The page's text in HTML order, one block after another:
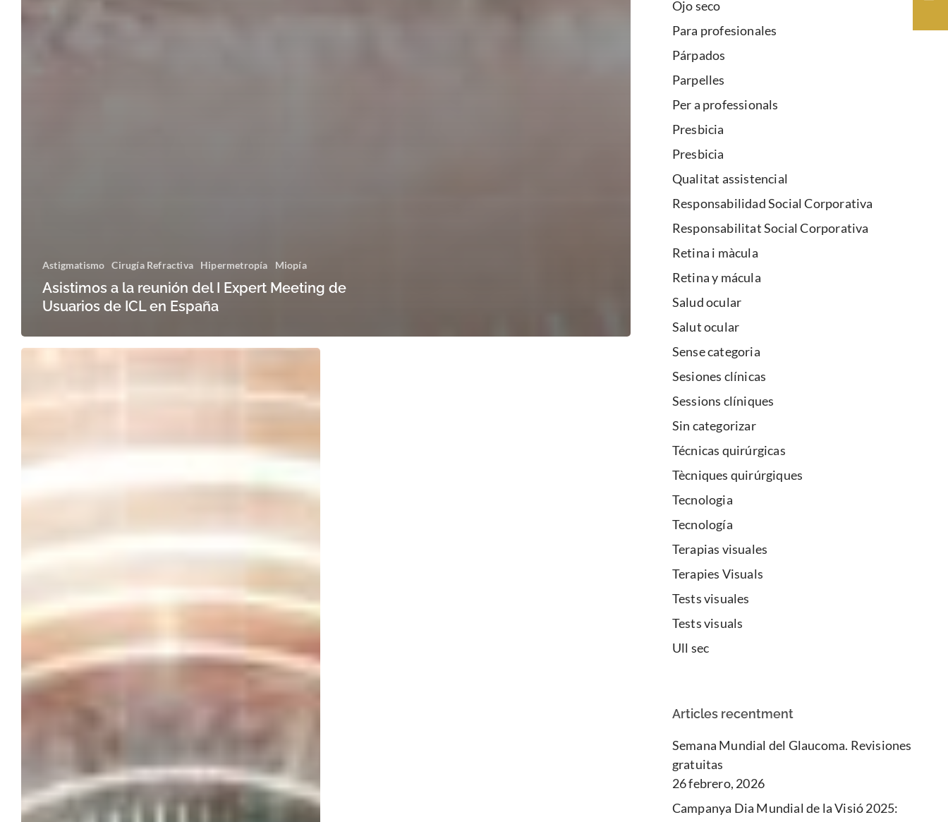
Astigmatismo Cirugía Refractiva Hipermetropía Miopía
Asistimos a la reunión del I Expert Meeting de
Usuarios de ICL en España
Ojo seco
Para profesionales
Párpados
Parpelles
Per a professionals
Presbicia
Presbicia
Qualitat assistencial
Responsabilidad Social Corporativa
Responsabilitat Social Corporativa
Retina i màcula
Retina y mácula
Salud ocular
Salut ocular
Sense categoria
Sesiones clínicas
Sessions clíniques
Sin categorizar
Técnicas quirúrgicas
Tècniques quirúrgiques
Tecnologia
Tecnología
Terapias visuales
Terapies Visuals
Tests visuales
Tests visuals
Ull sec
Articles recentment
Semana Mundial del Glaucoma. Revisiones
gratuitas
26 febrero, 2026
Campanya Dia Mundial de la Visió 2025: